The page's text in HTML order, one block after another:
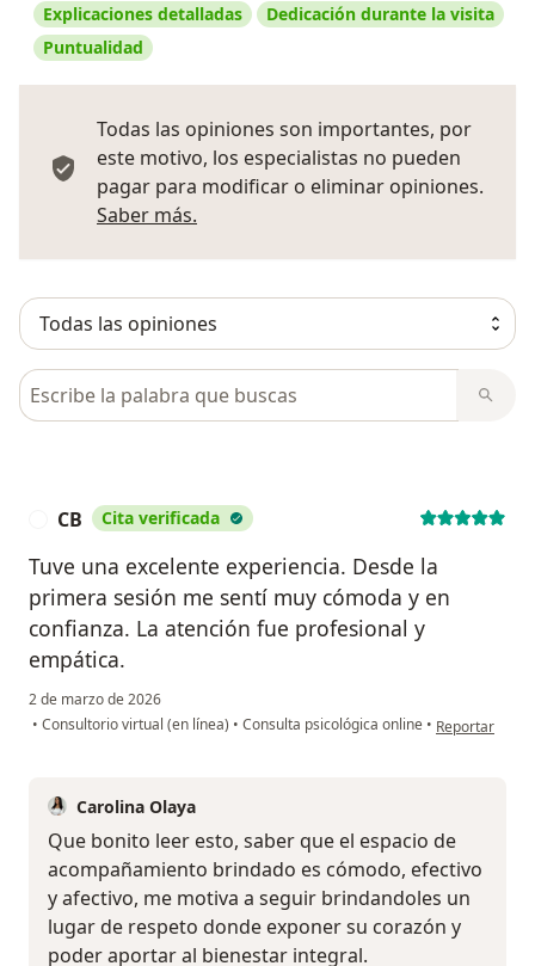
Explicaciones detalladas
Dedicación durante la visita
Puntualidad
Todas las opiniones son importantes, por
este motivo, los especialistas no pueden
pagar para modificar o eliminar opiniones.
Saber más.
Busca en opiniones
CB Cita verificada
Tuve una excelente experiencia. Desde la
primera sesión me sentí muy cómoda y en
confianza. La atención fue profesional y
empática.
2 de marzo de 2026
• Consultorio virtual (en línea) • Consulta psicológica online • en opinión del
Reportar
Carolina Olaya
Que bonito leer esto, saber que el espacio de
acompañamiento brindado es cómodo, efectivo
y afectivo, me motiva a seguir brindandoles un
lugar de respeto donde exponer su corazón y
poder aportar al bienestar integral.